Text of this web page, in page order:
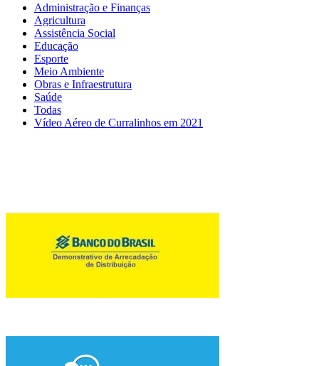
Administração e Finanças
Agricultura
Assistência Social
Educação
Esporte
Meio Ambiente
Obras e Infraestrutura
Saúde
Todas
Vídeo Aéreo de Curralinhos em 2021